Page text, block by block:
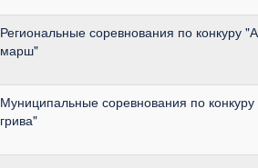
Региональные соревнования по конкуру
марш"
Муниципальные соревнования по конкуру
грива"